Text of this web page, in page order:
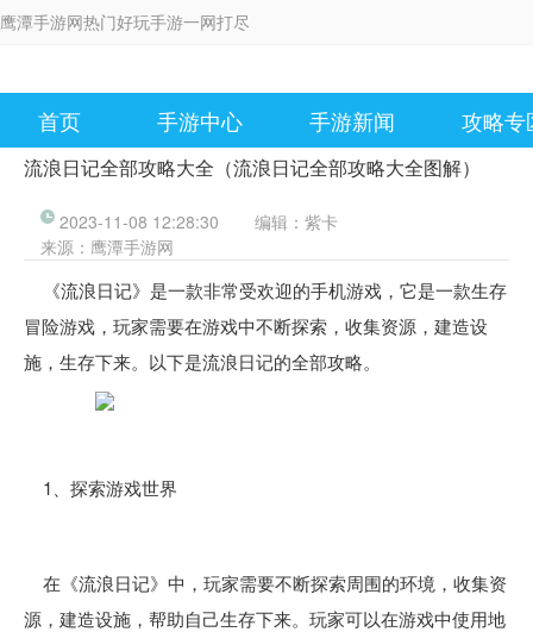
鹰潭手游网热门好玩手游一网打尽
首页 手游中心 手游新闻 攻略专
流浪日记全部攻略大全（流浪日记全部攻略大全图解）
2023-11-08 12:28:30 编辑： 紫卡
来源： 鹰潭手游网
《流浪日记》是一款非常受欢迎的手机游戏，它是一款生存
冒险游戏，玩家需要在游戏中不断探索，收集资源，建造设
施，生存下来。以下是流浪日记的全部攻略。
1、探索游戏世界
在《流浪日记》中，玩家需要不断探索周围的环境，收集资
源，建造设施，帮助自己生存下来。玩家可以在游戏中使用地